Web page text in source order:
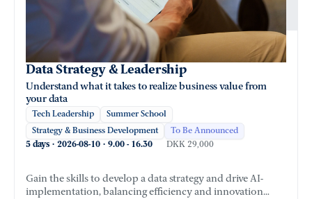
Data Strategy & Leadership
Understand what it takes to realize business value from
your data
Tech Leadership
Summer School
Strategy & Business Development
To Be Announced
5 days · 2026-08-10 · 9.00 - 16.30 DKK 29,000
Gain the skills to develop a data strategy and drive AI-
implementation, balancing efficiency and innovation